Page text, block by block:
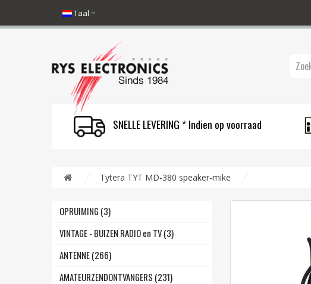
Taal
SNELLE LEVERING * Indien op voorraad
Tytera TYT MD-380 speaker-mike
OPRUIMING (3)
VINTAGE - BUIZEN RADIO en TV (3)
ANTENNE (266)
AMATEURZENDONTVANGERS (231)